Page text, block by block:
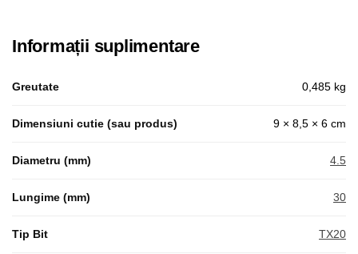
Informații suplimentare
Greutate 0,485 kg
Dimensiuni cutie (sau produs) 9 × 8,5 × 6 cm
Diametru (mm) 4.5
Lungime (mm) 30
Tip Bit TX20